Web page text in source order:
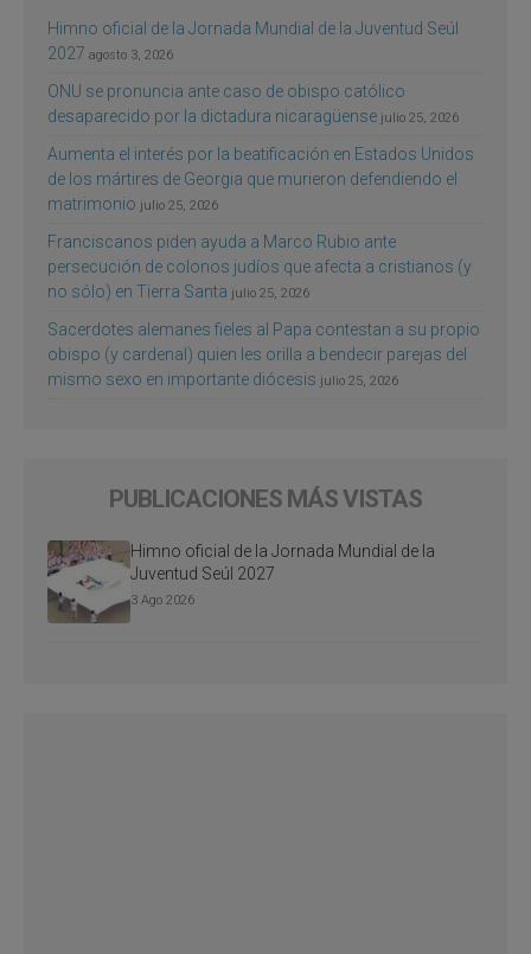
Himno oficial de la Jornada Mundial de la Juventud Seúl
2027 agosto 3, 2026
ONU se pronuncia ante caso de obispo católico
desaparecido por la dictadura nicaragüense julio 25, 2026
Aumenta el interés por la beatificación en Estados Unidos
de los mártires de Georgia que murieron defendiendo el
matrimonio julio 25, 2026
Franciscanos piden ayuda a Marco Rubio ante
persecución de colonos judíos que afecta a cristianos (y
no sólo) en Tierra Santa julio 25, 2026
Sacerdotes alemanes fieles al Papa contestan a su propio
obispo (y cardenal) quien les orilla a bendecir parejas del
mismo sexo en importante diócesis julio 25, 2026
PUBLICACIONES MÁS VISTAS
Himno oficial de la Jornada Mundial de la
Juventud Seúl 2027
3 Ago 2026